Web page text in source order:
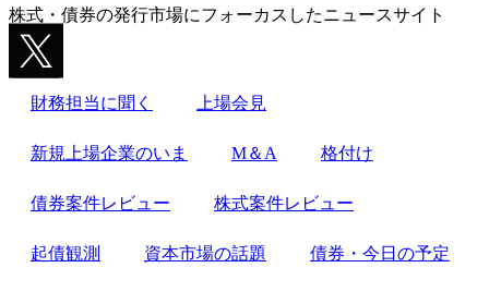
株式・債券の発行市場にフォーカスしたニュースサイト
財務担当に聞く 上場会見
新規上場企業のいま M＆A 格付け
債券案件レビュー 株式案件レビュー
起債観測 資本市場の話題 債券・今日の予定